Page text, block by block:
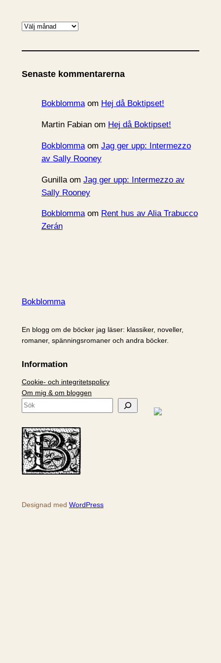
A
k
v
Senaste kommentarerna
Bokblommaom Hej då Boktipset!
Martin Fabianom Hej då Boktipset!
Bokblommaom Jag ger upp: Intermezzo
av Sally Rooney
Gunillaom Jag ger upp: Intermezzo av
Sally Rooney
Bokblommaom Rent hus av Alia Trabucco
Zerán
Bokblomma
En blogg om de böcker jag läser: klassiker, noveller,
romaner, spänningsromaner och andra böcker.
Information
Cookie- och integritetspolicy
Om mig & om bloggen
S
k
Designad med WordPress